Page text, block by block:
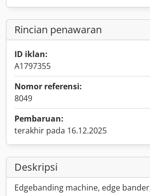
Rincian penawaran
ID iklan:
A1797355
Nomor referensi:
8049
Pembaruan:
terakhir pada 16.12.2025
Deskripsi
Edgebanding machine, edge